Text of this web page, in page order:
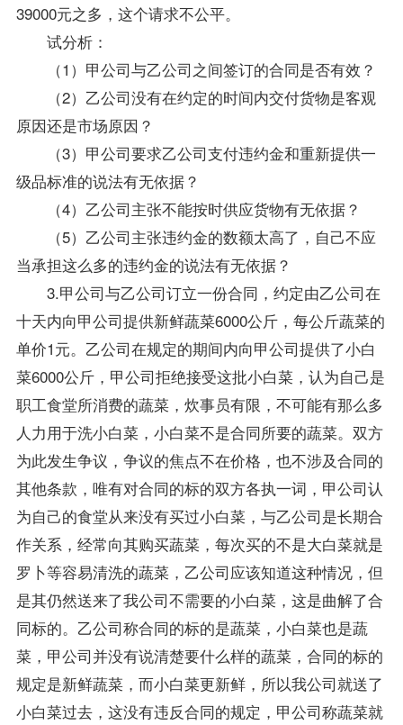
39000元之多，这个请求不公平。
试分析：
（1）甲公司与乙公司之间签订的合同是否有效？
（2）乙公司没有在约定的时间内交付货物是客观
原因还是市场原因？
（3）甲公司要求乙公司支付违约金和重新提供一
级品标准的说法有无依据？
（4）乙公司主张不能按时供应货物有无依据？
（5）乙公司主张违约金的数额太高了，自己不应
当承担这么多的违约金的说法有无依据？
3.甲公司与乙公司订立一份合同，约定由乙公司在
十天内向甲公司提供新鲜蔬菜6000公斤，每公斤蔬菜的
单价1元。乙公司在规定的期间内向甲公司提供了小白
菜6000公斤，甲公司拒绝接受这批小白菜，认为自己是
职工食堂所消费的蔬菜，炊事员有限，不可能有那么多
人力用于洗小白菜，小白菜不是合同所要的蔬菜。双方
为此发生争议，争议的焦点不在价格，也不涉及合同的
其他条款，唯有对合同的标的双方各执一词，甲公司认
为自己的食堂从来没有买过小白菜，与乙公司是长期合
作关系，经常向其购买蔬菜，每次买的不是大白菜就是
罗卜等容易清洗的蔬菜，乙公司应该知道这种情况，但
是其仍然送来了我公司不需要的小白菜，这是曲解了合
同标的。乙公司称合同的标的是蔬菜，小白菜也是蔬
菜，甲公司并没有说清楚要什么样的蔬菜，合同的标的
规定是新鲜蔬菜，而小白菜更新鲜，所以我公司就送了
小白菜过去，这没有违反合同的规定，甲公司称蔬菜就